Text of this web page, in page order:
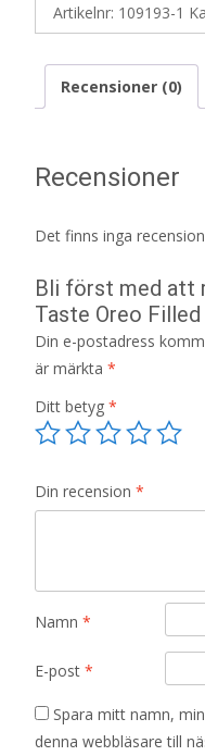
Artikelnr: 109193-1
Recensioner (0)
Recensioner
Det finns inga
Bli först med att
Taste Oreo
Din e-postadress
är märkta *
Ditt betyg *
Din recension *
Namn *
E-post *
Spara mitt namn,
denna webbläsare till